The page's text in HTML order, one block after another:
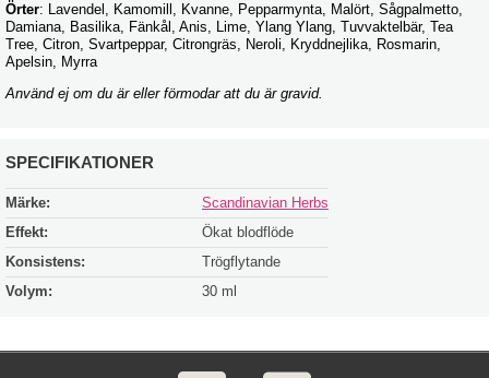
Örter: Lavendel, Kamomill, Kvanne, Pepparmynta, Malört, Sågpalmetto,
Damiana, Basilika, Fänkål, Anis, Lime, Ylang Ylang, Tuvvaktelbär, Tea
Tree, Citron, Svartpeppar, Citrongräs, Neroli, Kryddnejlika, Rosmarin,
Apelsin, Myrra
Använd ej om du är eller förmodar att du är gravid.
SPECIFIKATIONER
Märke:
Scandinavian Herbs
Effekt:
Ökat blodflöde
Konsistens:
Trögflytande
Volym:
30 ml